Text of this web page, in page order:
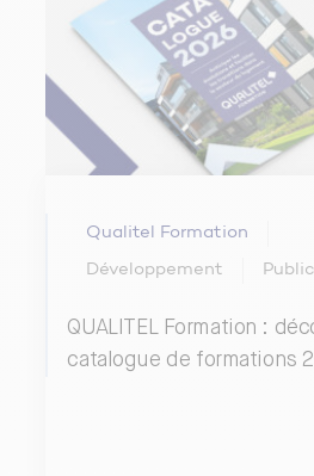
Qualitel Formation
Développement
QUALITEL Formation :
catalogue de formations